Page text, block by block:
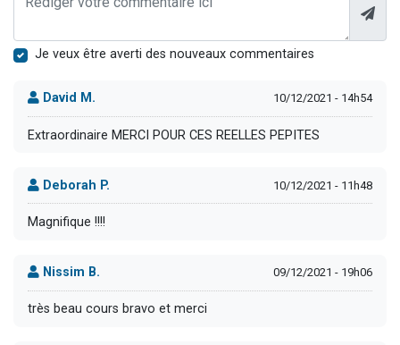
Je veux être averti des nouveaux commentaires
David M. 10/12/2021 - 14h54
Extraordinaire MERCI POUR CES REELLES PEPITES
Deborah P. 10/12/2021 - 11h48
Magnifique !!!!
Nissim B. 09/12/2021 - 19h06
très beau cours bravo et merci